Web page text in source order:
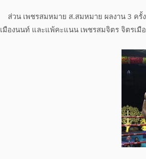
ส่วน เพชรสมหมาย ส.สมหมาย ผลงาน 3 ค
เมืองนนท์ และแพ้คะแนน เพชรสมจิตร จิตรเ